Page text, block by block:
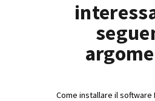
Come installare il software